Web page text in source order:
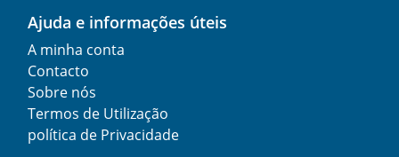
Ajuda e informações úteis
A minha conta
Contacto
Sobre nós
Termos de Utilização
política de Privacidade